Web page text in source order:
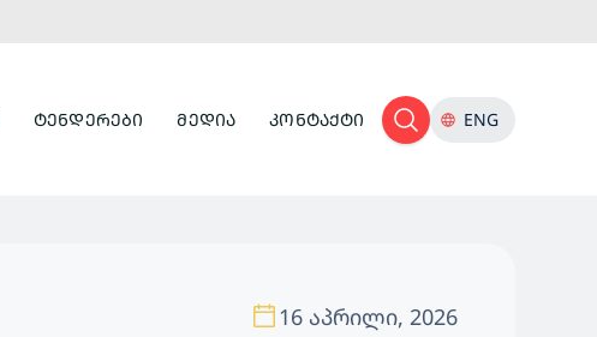
ᲢᲔᲜᲓᲔᲠᲔᲑᲘ ᲛᲔᲓᲘᲐ ᲙᲝᲜᲢᲐᲥᲢᲘ ENG
16 აპრილი, 2026